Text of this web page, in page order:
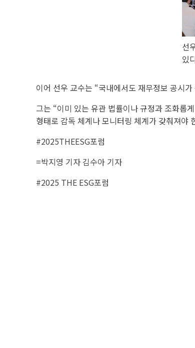
선
있
이어 선우 교수는 “국내에서도 재무정보 공시
그는 “이미 있는 유관 법률이나 규정과 조화롭
형태로 감독 체계나 모니터링 체계가 갖춰져야
#2025THEESG포럼
=박지영 기자김수아 기자
#2025 THE ESG포럼